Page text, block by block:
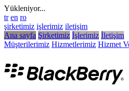
Yükleniyor...
tr en ro
şirketimiz işlerimiz iletişim
Ana sayfa Şirketimiz İşlerimiz İletişim
Müşterilerimiz Hizmetlerimiz Hizmet